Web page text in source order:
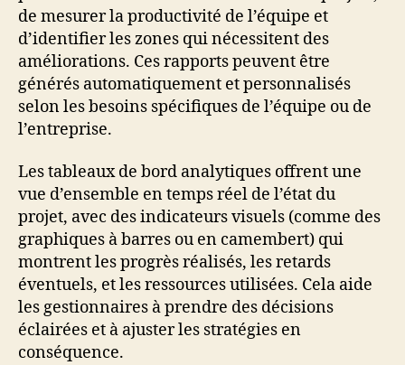
de mesurer la productivité de l’équipe et
d’identifier les zones qui nécessitent des
améliorations. Ces rapports peuvent être
générés automatiquement et personnalisés
selon les besoins spécifiques de l’équipe ou de
l’entreprise.
Les tableaux de bord analytiques offrent une
vue d’ensemble en temps réel de l’état du
projet, avec des indicateurs visuels (comme des
graphiques à barres ou en camembert) qui
montrent les progrès réalisés, les retards
éventuels, et les ressources utilisées. Cela aide
les gestionnaires à prendre des décisions
éclairées et à ajuster les stratégies en
conséquence.